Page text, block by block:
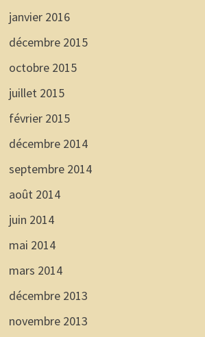
janvier 2016
décembre 2015
octobre 2015
juillet 2015
février 2015
décembre 2014
septembre 2014
août 2014
juin 2014
mai 2014
mars 2014
décembre 2013
novembre 2013